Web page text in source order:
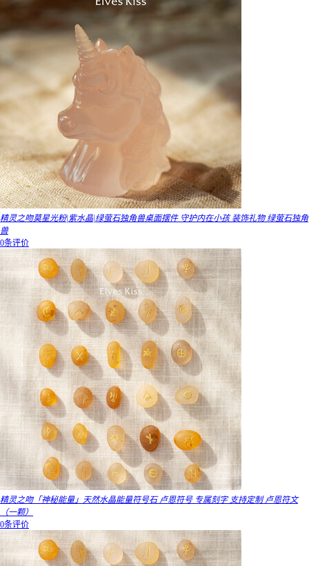
精灵之吻莫星光粉|紫水晶|绿萤石独角兽桌面摆件 守护内在小孩 装饰礼物 绿萤石独角
兽
0条评价
精灵之吻「神秘能量」天然水晶能量符号石 卢恩符号 专属刻字 支持定制 卢恩符文
（一颗）
0条评价